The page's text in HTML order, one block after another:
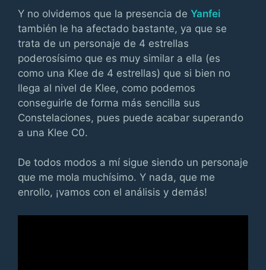
Y no olvidemos que la presencia de Yanfei
también le ha afectado bastante, ya que se
trata de un personaje de 4 estrellas
poderosísimo que es muy similar a ella (es
como una Klee de 4 estrellas) que si bien no
llega al nivel de Klee, como podemos
conseguirle de forma más sencilla sus
Constelaciones, pues puede acabar superando
a una Klee C0.
De todos modos a mí sigue siendo un personaje
que me mola muchísimo. Y nada, que me
enrollo, ¡vamos con el análisis y demás!